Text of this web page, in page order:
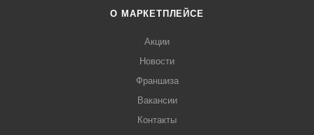
О МАРКЕТПЛЕЙСЕ
Акции
Новости
Франшиза
Вакансии
Контакты